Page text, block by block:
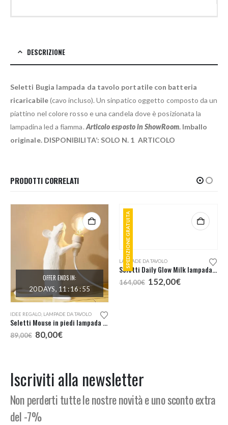
DESCRIZIONE
Seletti Bugia lampada da tavolo portatile con batteria
ricaricabile(cavo incluso). Un sinpatico oggetto composto da un
piattino nel colore rosso e una candela dove è posizionata la
lampadina led a fiamma. Articolo esposto in ShowRoom. Imballo
originale. DISPONIBILITA’: SOLO N. 1 ARTICOLO
PRODOTTI CORRELATI
OFFER ENDS IN:
20DAYS 11 :16 :54
IDEE REGALO LAMPADE DA TAVOLO
Seletti Mouse in piedi lampada tavolo
89,00€ Il
prezzo
80,00€Il
SPEDIZIONE GRATUITA
Iscriviti alla newsletter
Non perderti tutte le nostre novità e uno sconto extra
del -7%